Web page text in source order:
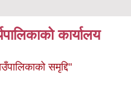
कार्यालय
समृद्दि"